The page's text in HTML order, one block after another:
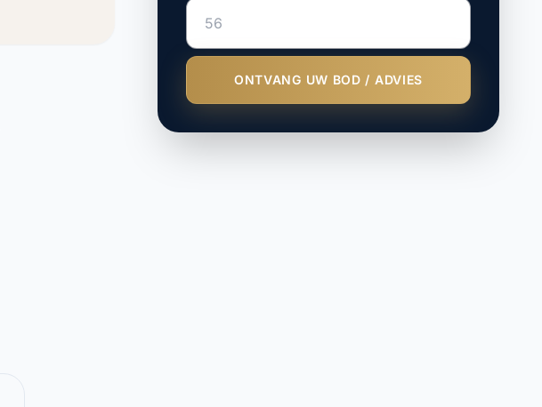
ONTVANG UW BOD / ADVIES